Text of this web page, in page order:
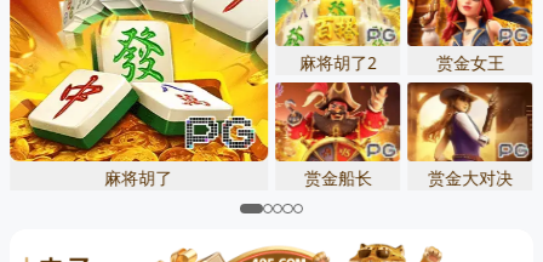
麻将胡了
麻将胡了2 赏金女王
赏金船长 赏金大对决
先点击，再“添加到主屏幕”